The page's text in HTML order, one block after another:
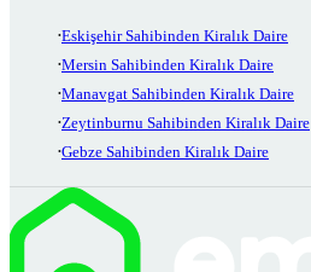
Eskişehir Sahibinden Kiralık Daire
Mersin Sahibinden Kiralık Daire
Manavgat Sahibinden Kiralık Daire
Zeytinburnu Sahibinden Kiralık Daire
Gebze Sahibinden Kiralık Daire